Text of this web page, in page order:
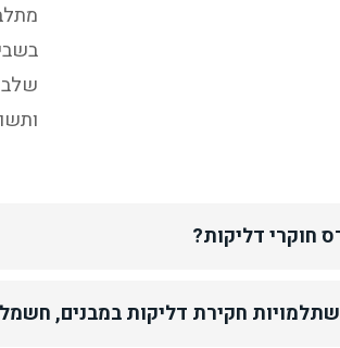
שלב
חוקרי דליקות?
חקירת דליקות במבנים,